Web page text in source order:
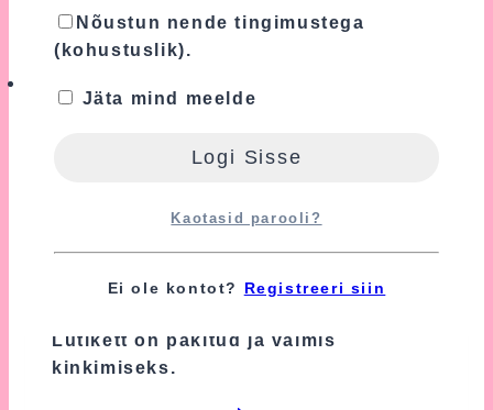
Lisa Ostukorvi
Lutikett Suvekuu
ka värskeid vanemaid.
Lutikett on pakitud ja valmis
kinkimiseks.
Nõustun nende tingimustega
(kohustuslik).
Jäta mind meelde
Kaotasid parooli?
Ei ole kontot? Registreeri siin